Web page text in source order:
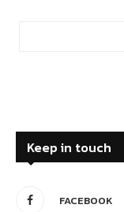
Keep in touch
FACEBOOK